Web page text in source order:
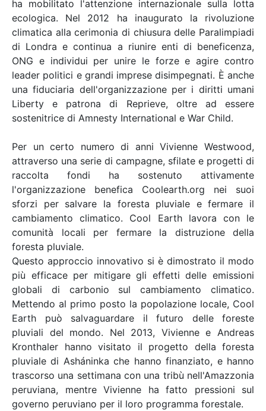
ha mobilitato l'attenzione internazionale sulla lotta
ecologica. Nel 2012 ha inaugurato la rivoluzione
climatica alla cerimonia di chiusura delle Paralimpiadi
di Londra e continua a riunire enti di beneficenza,
ONG e individui per unire le forze e agire contro
leader politici e grandi imprese disimpegnati. È anche
una fiduciaria dell'organizzazione per i diritti umani
Liberty e patrona di Reprieve, oltre ad essere
sostenitrice di Amnesty International e War Child.
Per un certo numero di anni Vivienne Westwood,
attraverso una serie di campagne, sfilate e progetti di
raccolta fondi ha sostenuto attivamente
l'organizzazione benefica Coolearth.org nei suoi
sforzi per salvare la foresta pluviale e fermare il
cambiamento climatico. Cool Earth lavora con le
comunità locali per fermare la distruzione della
foresta pluviale.
Questo approccio innovativo si è dimostrato il modo
più efficace per mitigare gli effetti delle emissioni
globali di carbonio sul cambiamento climatico.
Mettendo al primo posto la popolazione locale, Cool
Earth può salvaguardare il futuro delle foreste
pluviali del mondo. Nel 2013, Vivienne e Andreas
Kronthaler hanno visitato il progetto della foresta
pluviale di Asháninka che hanno finanziato, e hanno
trascorso una settimana con una tribù nell'Amazzonia
peruviana, mentre Vivienne ha fatto pressioni sul
governo peruviano per il loro programma forestale.